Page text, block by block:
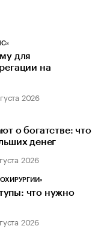
для
на
2026
о богатстве: что
денег
2026
что нужно
2026